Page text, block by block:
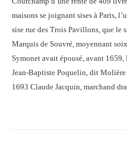
maisons se joignant sises à Paris,
sise rue des Trois Pavillons, que le
Marquis de Souvré, moyennant
Symonet avait épousé, avant
Jean-Baptiste Poquelin, dit
1693 Claude Jacquin, marchand